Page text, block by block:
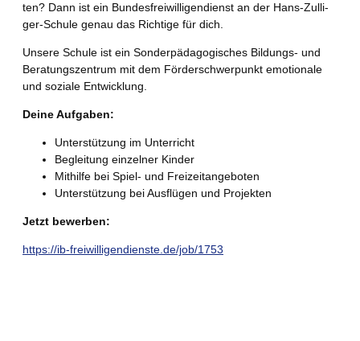
ten? Dann ist ein Bun­des­frei­wil­li­gen­dienst an der Hans-Zul­li­
ger-Schu­le genau das Rich­ti­ge für dich.
Unse­re Schu­le ist ein Son­der­päd­ago­gi­sches Bil­dungs- und
Bera­tungs­zen­trum mit dem För­der­schwer­punkt emo­tio­na­le
und sozia­le Entwicklung.
Dei­ne Aufgaben:
Unter­stüt­zung im Unterricht
Beglei­tung ein­zel­ner Kinder
Mit­hil­fe bei Spiel- und Freizeitangeboten
Unter­stüt­zung bei Aus­flü­gen und Projekten
Jetzt bewer­ben:
https://ib-freiwilligendienste.de/job/1753